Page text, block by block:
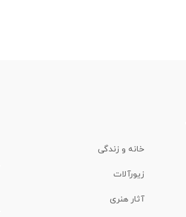
خانه و زندگی
زیورآلات
آثار هنری